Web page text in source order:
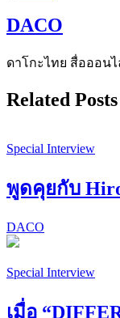
DACO
ดาโกะไทย สื่อออน
Related Posts
Special Interview
พูดคุยกับ
DACO
Special Interview
เมื่อ